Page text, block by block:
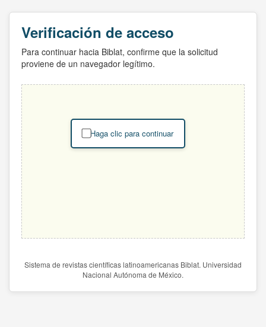
Verificación de acceso
Para continuar hacia Biblat, confirme que la solicitud
proviene de un navegador legítimo.
Haga clic para continuar
Sistema de revistas científicas latinoamericanas Biblat. Universidad
Nacional Autónoma de México.